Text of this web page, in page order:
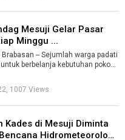
Mesuji Gelar Pasar
Minggu ...
Brabasan -- Sejumlah warga padati
berbelanja kebutuhan pokok
1007 Views
Kades di Mesuji Diminta
Hidrometeorolog